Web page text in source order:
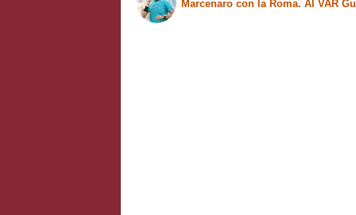
Marcenaro con la Roma. Al